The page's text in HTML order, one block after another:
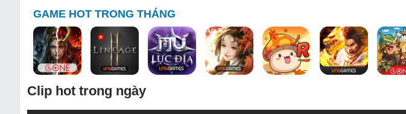
GAME HOT TRONG THÁNG
Clip hot trong ngày